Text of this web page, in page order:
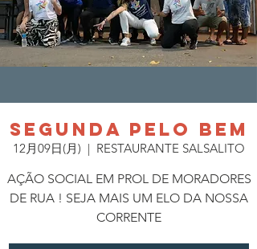
SEGUNDA PELO BEM
12月09日(月)
  |
RESTAURANTE SALSALITO
AÇÃO SOCIAL EM PROL DE MORADORES
DE RUA ! SEJA MAIS UM ELO DA NOSSA
CORRENTE